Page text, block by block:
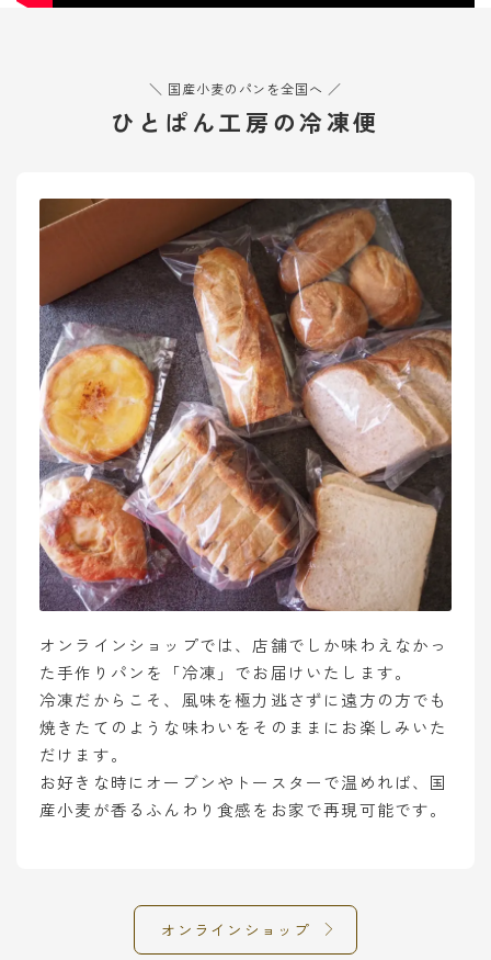
＼ 国産小麦のパンを全国へ ／
ひとぱん工房の冷凍便
オンラインショップでは、店舗でしか味わえなかっ
た手作りパンを「冷凍」でお届けいたします。
冷凍だからこそ、風味を極力逃さずに遠方の方でも
焼きたてのような味わいをそのままにお楽しみいた
だけます。
お好きな時にオーブンやトースターで温めれば、国
産小麦が香るふんわり食感をお家で再現可能です。
オンラインショップ